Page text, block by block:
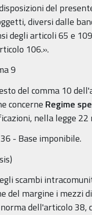
del
diversi dalle
degli articoli 65 e
106.».
9
del comma 10
concerne Regime
nella legge
- Base imponibile.
scambi
del margine i mezzi
dell'articolo 38,